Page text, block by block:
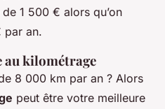
1 500 € alors qu’on
par an.
au kilométrage
8 000 km par an ? Alors
peut être votre meilleure